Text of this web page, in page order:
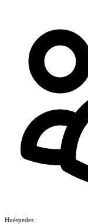
Huéspedes